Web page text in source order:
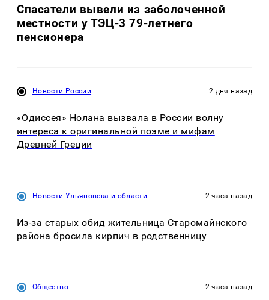
Спасатели вывели из заболоченной
местности у ТЭЦ-3 79-летнего
пенсионера
Новости России 2 дня назад
«Одиссея» Нолана вызвала в России волну
интереса к оригинальной поэме и мифам
Древней Греции
Новости Ульяновска и области 2 часа назад
Из-за старых обид жительница Старомайнского
района бросила кирпич в родственницу
Общество 2 часа назад